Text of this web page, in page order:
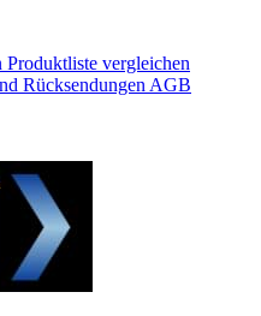
Produktliste vergleichen
Rücksendungen AGB